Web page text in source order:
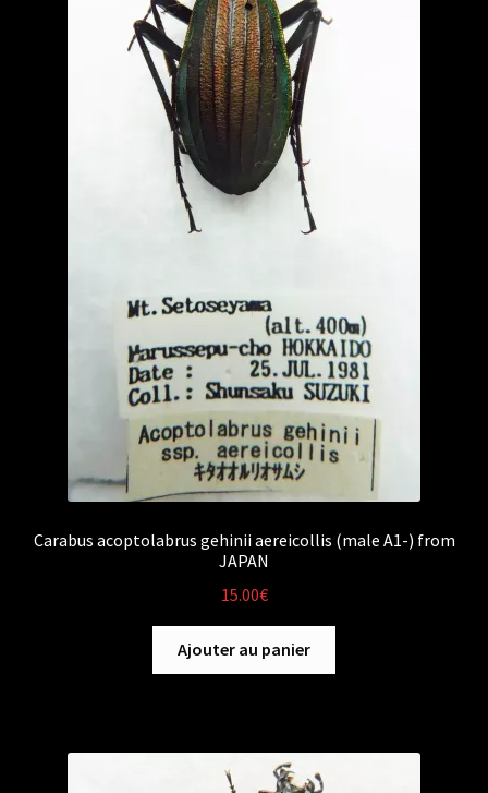
Carabus acoptolabrus gehinii aereicollis (male A1-) from
JAPAN
15.00€
Ajouter au panier